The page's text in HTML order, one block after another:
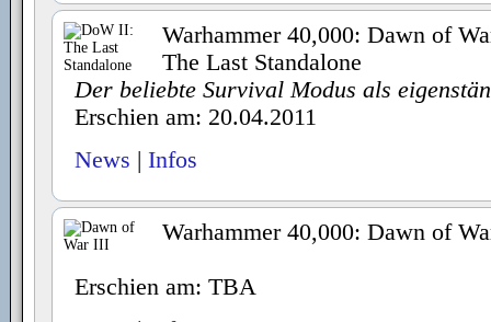
Warhammer 40,000: Dawn of
The Last Standalone
Der beliebte Survival Modus als
Erschien am: 20.04.2011
News | Infos
Warhammer 40,000: Dawn of
Erschien am: TBA